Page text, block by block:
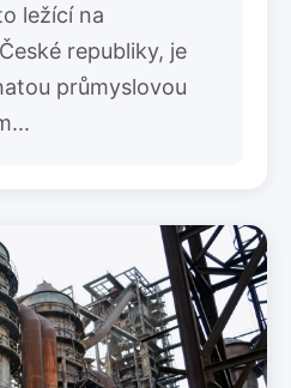
ležící na
republiky, je
průmyslovou